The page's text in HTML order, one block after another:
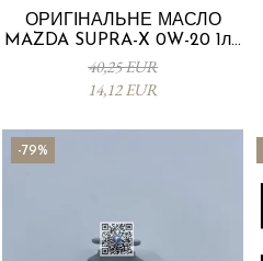
ОРИГІНАЛЬНЕ МАСЛО
MAZDA SUPRA-X 0W-20 1л -
0012MO0W20
40,25 EUR
14,12 EUR
-79%